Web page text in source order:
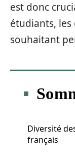
est donc
étudiants,
souhaitant
Diversité
français